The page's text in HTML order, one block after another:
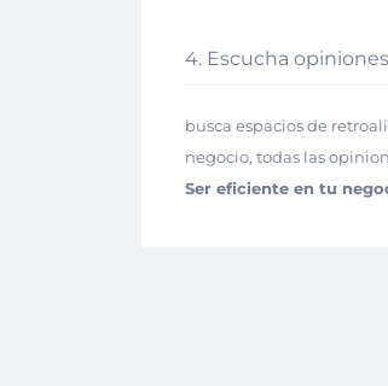
4. Escucha
busca espacios de
negocio, todas las
Ser eficiente en tu